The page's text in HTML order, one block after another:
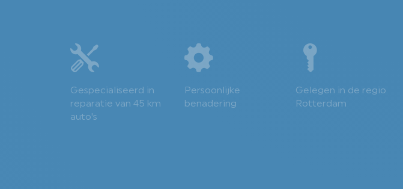
Gespecialiseerd in
reparatie van 45 km
auto's
Persoonlijke
benadering
Gelegen in de regio
Rotterdam